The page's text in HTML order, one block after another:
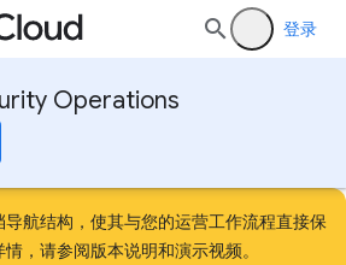
登录
Operations
航结构，使其与您的运营工作流程直接保
情，请参阅版本说明和演示视频。